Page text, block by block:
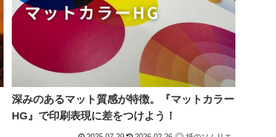
深みのあるマット質感が特徴。『マットカラー
HG』で印刷表現に差をつけよう！